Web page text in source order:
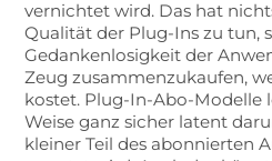
vernichtet wird. Das hat
Qualität der Plug-Ins zu tun,
Gedankenlosigkeit der
Zeug zusammenzukaufen,
kostet. Plug-In-Abo-Modelle
Weise ganz sicher latent
kleiner Teil des abonnierten